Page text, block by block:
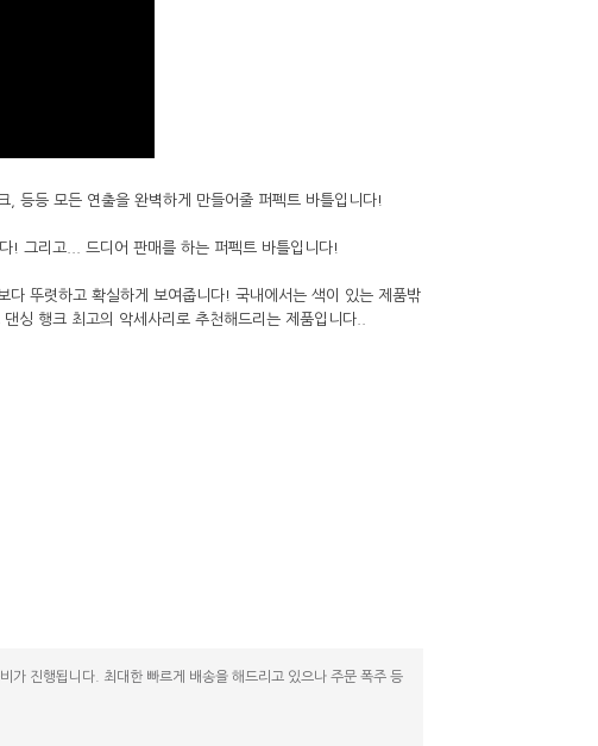
등등 모든 연출을 완벽하게 만들어줄 퍼펙트 바틀입니다!
! 그리고... 드디어 판매를 하는 퍼펙트 바틀입니다!
뚜렷하고 확실하게 보여줍니다! 국내에서는 색이 있는 제품밖
싱 행크 최고의 악세사리로 추천해드리는 제품입니다..
가 진행됩니다. 최대한 빠르게 배송을 해드리고 있으나 주문 폭주 등